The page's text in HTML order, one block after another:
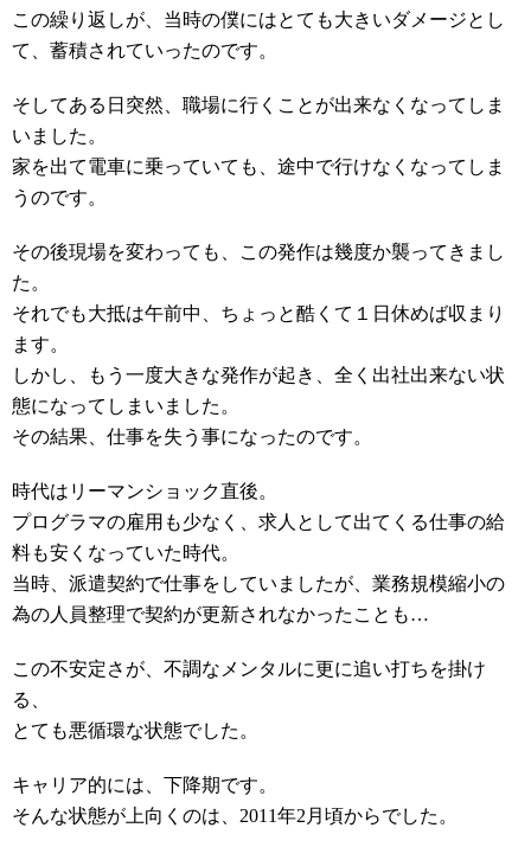
この繰り返しが、当時の僕にはとても大きいダメージとし
て、蓄積されていったのです。
そしてある日突然、職場に行くことが出来なくなってしま
いました。
家を出て電車に乗っていても、途中で行けなくなってしま
うのです。
その後現場を変わっても、この発作は幾度か襲ってきまし
た。
それでも大抵は午前中、ちょっと酷くて１日休めば収まり
ます。
しかし、もう一度大きな発作が起き、全く出社出来ない状
態になってしまいました。
その結果、仕事を失う事になったのです。
時代はリーマンショック直後。
プログラマの雇用も少なく、求人として出てくる仕事の給
料も安くなっていた時代。
当時、派遣契約で仕事をしていましたが、業務規模縮小の
為の人員整理で契約が更新されなかったことも…
この不安定さが、不調なメンタルに更に追い打ちを掛け
る、
とても悪循環な状態でした。
キャリア的には、下降期です。
そんな状態が上向くのは、2011年2月頃からでした。